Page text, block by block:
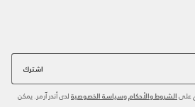
اشترك
على الشروط والأحكام وسياسة الخصوصية لدى أندر آرمر. يمكن